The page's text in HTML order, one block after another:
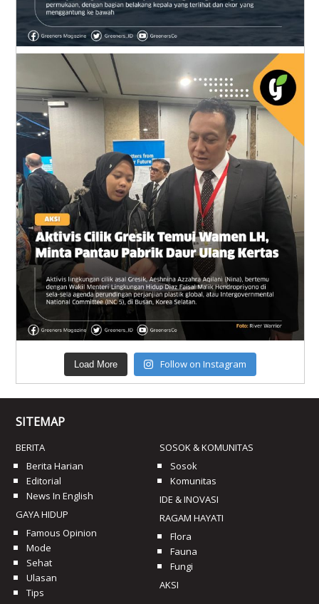
Load More Follow on Instagram
SITEMAP
BERITA
Berita Harian
Editorial
News In English
GAYA HIDUP
Famous Opinion
Mode
Sehat
Ulasan
Tips
SOSOK & KOMUNITAS
Sosok
Komunitas
IDE & INOVASI
RAGAM HAYATI
Flora
Fauna
Fungi
AKSI